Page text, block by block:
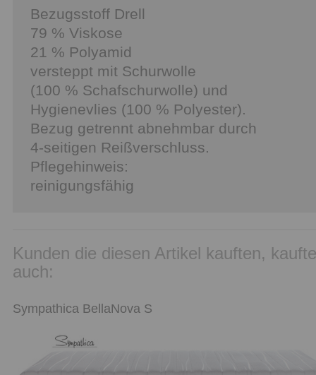
Bezugsstoff Drell
79 % Viskose
21 % Polyamid
versteppt mit Schurwolle
(100 % Schafschurwolle) und
Hygienevlies (100 % Polyester).
Bezug getrennt abnehmbar durch
4-seitigen Reißverschluss.
Pflegehinweis:
reinigungsfähig
Kunden die diesen Artikel kauften,
auch:
Sympathica BellaNova S